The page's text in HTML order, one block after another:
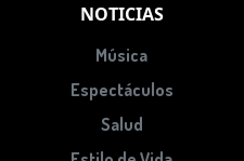
NOTICIAS
Música
Espectáculos
Salud